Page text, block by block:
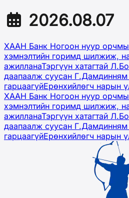
2026.08.07
ХААН Банк Ногоон нуур
хэмнэлтийн горимд шилжиж,
ажилланаТэргүүн хатагтай
даапаалж суусан
гарцаагүйЕрөнхийлөгч нарын
ХААН Банк Ногоон нуур
хэмнэлтийн горимд шилжиж,
ажилланаТэргүүн хатагтай
даапаалж суусан
гарцаагүйЕрөнхийлөгч нарын